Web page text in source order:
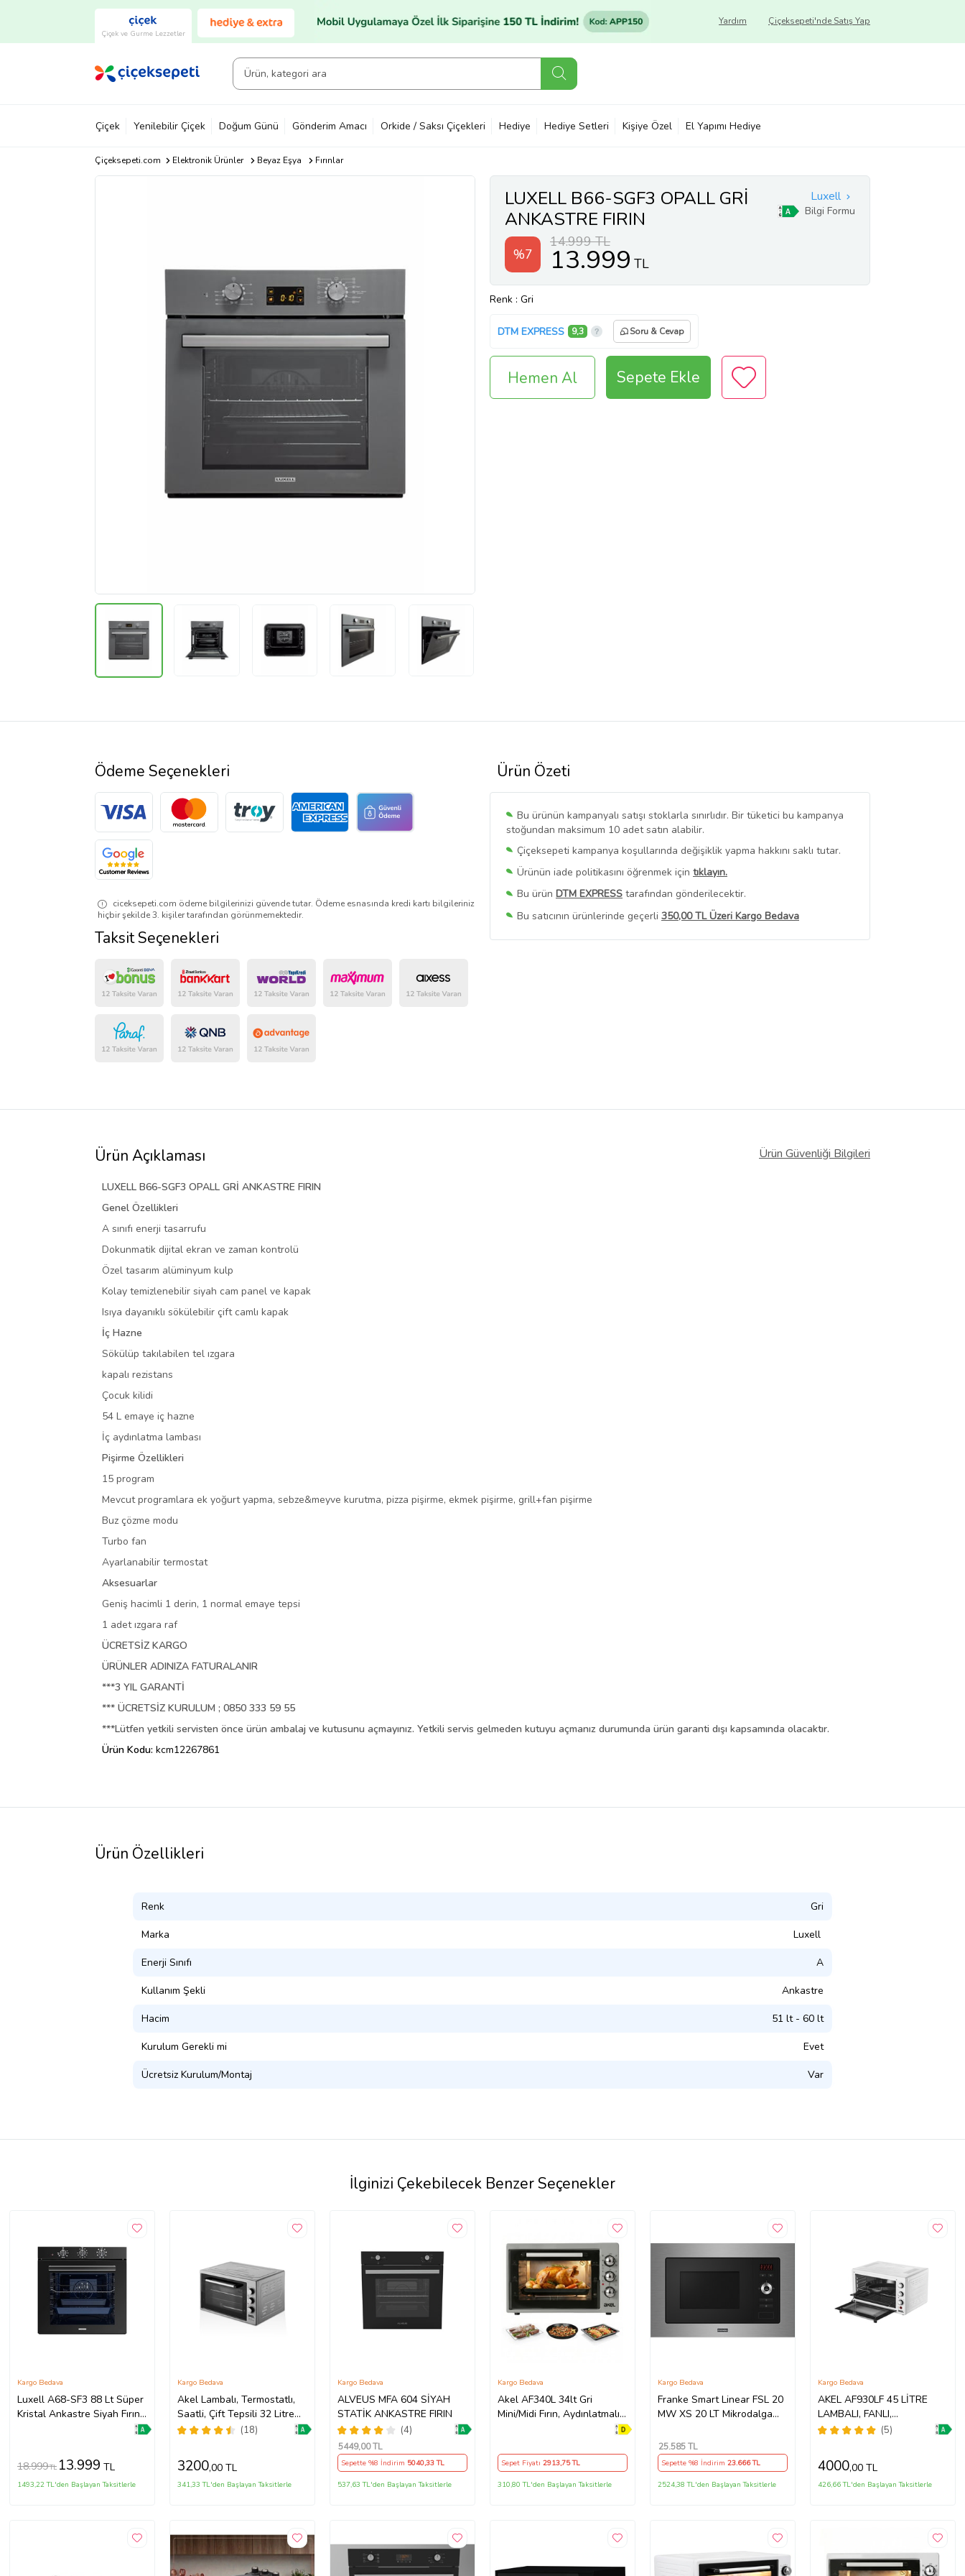
Çiçek ve Gurme Lezzetler
Çiçeksepeti'nde Satış Yap
Yardım
Çiçek Yenilebilir Çiçek Doğum Günü Gönderim Amacı Orkide / Saksı Çiçekleri Hediye Hediye Setleri Kişiye Özel El Yapımı Hediye
Çiçeksepeti.com Elektronik Ürünler Beyaz Eşya Fırınlar
Luxell
Bilgi Formu
LUXELL B66-SGF3 OPALL GRİ
ANKASTRE FIRIN
%7
14.999 TL
13.999 TL
Renk : Gri
DTM EXPRESS 9,3 Soru & Cevap
Hemen Al Sepete Ekle
Ürün Özeti
Bu ürünün kampanyalı satışı stoklarla sınırlıdır. Bir tüketici bu kampanya
stoğundan maksimum 10 adet satın alabilir.
Çiçeksepeti kampanya koşullarında değişiklik yapma hakkını saklı tutar.
Ürünün iade politikasını öğrenmek için tıklayın.
Bu ürün DTM EXPRESS tarafından gönderilecektir.
Bu satıcının ürünlerinde geçerli 350,00 TL Üzeri Kargo Bedava
Bu SatıcınınTüm Ürünlerini Görüntüle
Ödeme Seçenekleri
ciceksepeti.com ödeme bilgilerinizi güvende tutar. Ödeme esnasında kredi kartı bilgileriniz
hiçbir şekilde 3. kişiler tarafından görünmemektedir.
Taksit Seçenekleri
Ürün Açıklaması Ürün Güvenliği Bilgileri
LUXELL B66-SGF3 OPALL GRİ ANKASTRE FIRIN
Genel Özellikleri
A sınıfı enerji tasarrufu
Dokunmatik dijital ekran ve zaman kontrolü
Özel tasarım alüminyum kulp
Kolay temizlenebilir siyah cam panel ve kapak
Isıya dayanıklı sökülebilir çift camlı kapak
İç Hazne
Sökülüp takılabilen tel ızgara
kapalı rezistans
Çocuk kilidi
54 L emaye iç hazne
İç aydınlatma lambası
Pişirme Özellikleri
15 program
Mevcut programlara ek yoğurt yapma, sebze&meyve kurutma, pizza pişirme, ekmek pişirme, grill+fan pişirme
Buz çözme modu
Turbo fan
Ayarlanabilir termostat
Aksesuarlar
Geniş hacimli 1 derin, 1 normal emaye tepsi
1 adet ızgara raf
ÜCRETSİZ KARGO
ÜRÜNLER ADINIZA FATURALANIR
***3 YIL GARANTİ
*** ÜCRETSİZ KURULUM ; 0850 333 59 55
***Lütfen yetkili servisten önce ürün ambalaj ve kutusunu açmayınız. Yetkili servis gelmeden kutuyu açmanız durumunda ürün garanti dışı kapsamında olacaktır.
Ürün Kodu: kcm12267861
Ürün Özellikleri
Renk Gri
Marka Luxell
Enerji Sınıfı A
Kullanım Şekli Ankastre
Hacim 51 lt - 60 lt
Kurulum Gerekli mi Evet
Ücretsiz Kurulum/Montaj Var
İlginizi Çekebilecek Benzer Seçenekler
Luxell A68-SF3 88 Lt Süper
Kristal Ankastre Siyah Fırın
Kargo Bedava
18.999TL 13.999 TL
1493,22 TL'den Başlayan Taksitlerle
Akel Lambalı, Termostatlı,
Saatli, Çift Tepsili 32 Litre
Midi Fırın Af280l– Gri
(18)
Kargo Bedava
3200,00 TL
341,33 TL'den Başlayan Taksitlerle
ALVEUS MFA 604 SİYAH
STATİK ANKASTRE FIRIN
(4)
Kargo Bedava
5449,00 TL
Sepette %8 İndirim 5040,33 TL
537,63 TL'den Başlayan Taksitlerle
Akel AF340L 34lt Gri
Mini/Midi Fırın, Aydınlatmalı,
Zaman Ayarlı, Izgara & Fırın,
Kargo Bedava
Sepet Fiyatı 2913,75 TL
310,80 TL'den Başlayan Taksitlerle
Franke Smart Linear FSL 20
MW XS 20 LT Mikrodalga
Kargo Bedava
25.585TL
Sepette %8 İndirim23.666TL
2524,38 TL'den Başlayan Taksitlerle
AKEL AF930LF 45 LİTRE
LAMBALI, FANLI,
TERMOSTATLI, SAATLİ
(5)
Kargo Bedava
4000,00 TL
426,66 TL'den Başlayan Taksitlerle